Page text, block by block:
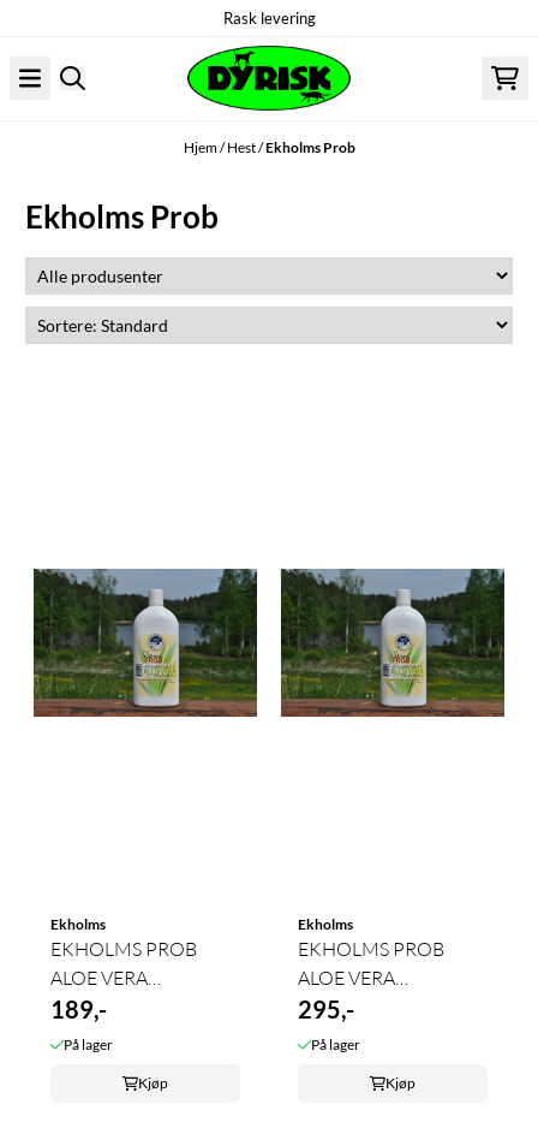
Rask levering
Hjem/Hest/Ekholms Prob
Ekholms Prob
Ekholms
EKHOLMS PROB
ALOE VERA
SHAMPOO 200ml
189,-
På lager
Kjøp
Ekholms
EKHOLMS PROB
ALOE VERA
SHAMPOO 500ml
295,-
På lager
Kjøp